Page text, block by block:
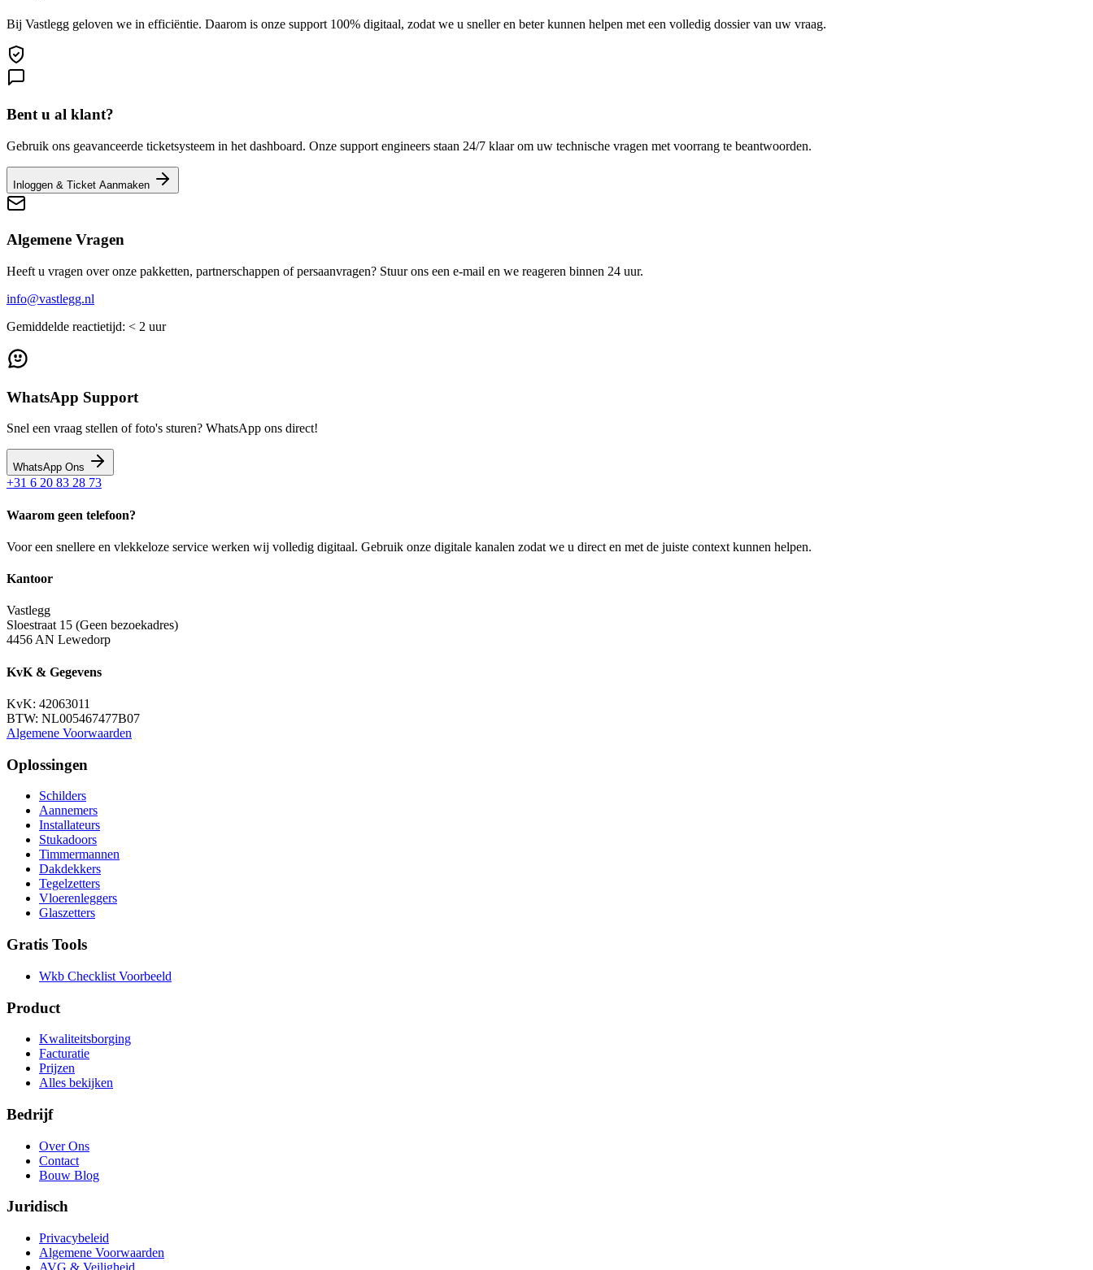
Bij Vastlegg geloven we in efficiëntie. Daarom is onze support 100% digitaal, zodat we u sneller en beter kunnen helpen met een volledig dossier van uw vraag.
Bent u al klant?
Gebruik ons geavanceerde ticketsysteem in het dashboard. Onze support engineers staan 24/7 klaar om uw technische vragen met voorrang te beantwoorden.
Inloggen & Ticket Aanmaken
Algemene Vragen
Heeft u vragen over onze pakketten, partnerschappen of persaanvragen? Stuur ons een e-mail en we reageren binnen 24 uur.
info@vastlegg.nl
Gemiddelde reactietijd: < 2 uur
WhatsApp Support
Snel een vraag stellen of foto's sturen? WhatsApp ons direct!
WhatsApp Ons
+31 6 20 83 28 73
Waarom geen telefoon?
Voor een snellere en vlekkeloze service werken wij volledig digitaal. Gebruik onze digitale kanalen zodat we u direct en met de juiste context kunnen helpen.
Kantoor
Vastlegg
Sloestraat 15 (Geen bezoekadres)
4456 AN Lewedorp
KvK & Gegevens
KvK: 42063011
BTW: NL005467477B07
Algemene Voorwaarden
Oplossingen
Schilders
Aannemers
Installateurs
Stukadoors
Timmermannen
Dakdekkers
Tegelzetters
Vloerenleggers
Glaszetters
Gratis Tools
Wkb Checklist Voorbeeld
Product
Kwaliteitsborging
Facturatie
Prijzen
Alles bekijken
Bedrijf
Over Ons
Contact
Bouw Blog
Juridisch
Privacybeleid
Algemene Voorwaarden